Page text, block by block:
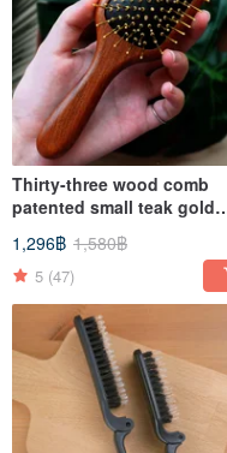
Thirty-three wood comb
patented small teak gold
comb (free storage bag)
1,296฿ 1,580฿
5 (47)